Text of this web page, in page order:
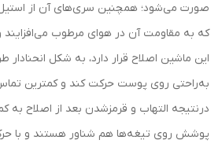
صورت می‌شود؛ همچنین سری‌های آن از
که به مقاومت آن در هوای مرطوب
این ماشین اصلاح قرار دارد، به شکل
به‌راحتی روی پوست حرکت کند و کمترین
درنتیجه التهاب و قرمزشدن بعد از اصلاح
پوشش روی تیغه‌ها هم شناور هستند و با